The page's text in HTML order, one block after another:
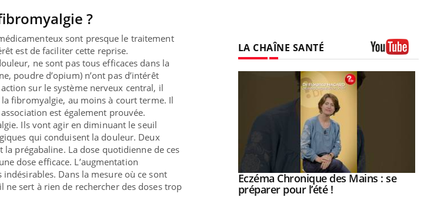
?
sont presque le traitement
est de faciliter cette reprise.
ne sont pas tous efficaces dans la
poudre d’opium) n’ont pas d’intérêt
sur le système nerveux central, il
fibromyalgie, au moins à court terme. Il
est également prouvée.
Ils vont agir en diminuant le seuil
qui conduisent la douleur. Deux
prégabaline. La dose quotidienne de ces
dose efficace. L’augmentation
Dans la mesure où ce sont
sert à rien de rechercher des doses trop
LA CHAÎNE SANTÉ
pour Youtube
Insuline & Charge mentale : et si on
osait en parler??Youtube
Youtube
Eczéma Chronique des Mains : se
préparer pour l’été !Youtube